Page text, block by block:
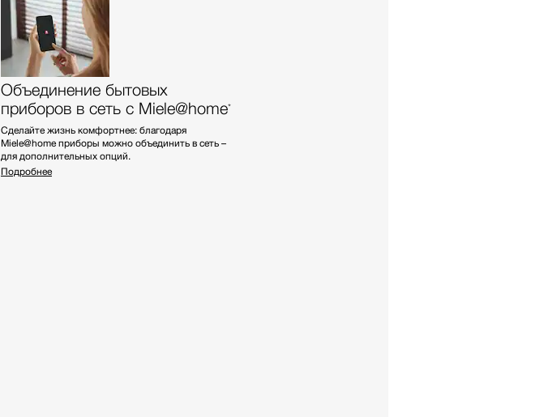
Объединение бытовых
приборов в сеть с Miele@home*
Сделайте жизнь комфортнее: благодаря
Miele@home приборы можно объединить в сеть –
для дополнительных опций.
Подробнее